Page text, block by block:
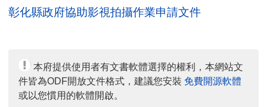
彰化縣政府協助影視拍攝作業申請文件
本府提供使用者有文書軟體選擇的權利，本網站文
件皆為ODF開放文件格式，建議您安裝 免費開源軟體
或以您慣用的軟體開啟。